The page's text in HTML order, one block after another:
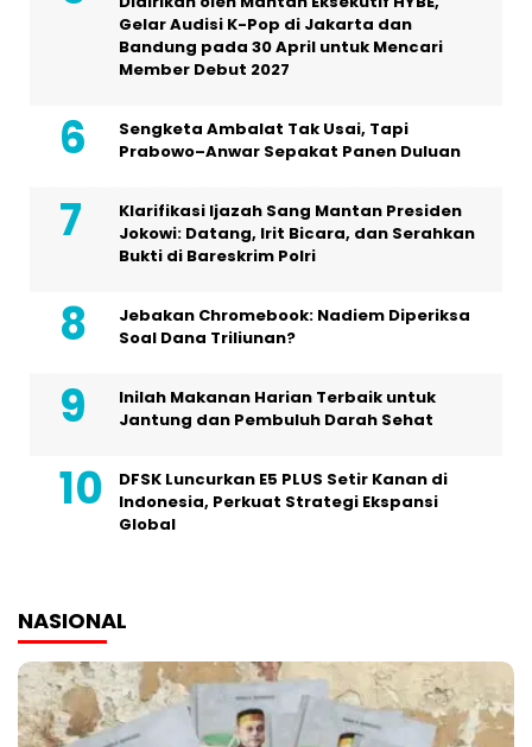
Gelar Audisi K-Pop di Jakarta dan
Bandung pada 30 April untuk Mencari
Member Debut 2027
Sengketa Ambalat Tak Usai, Tapi
Prabowo–Anwar Sepakat Panen Duluan
Klarifikasi Ijazah Sang Mantan Presiden
Jokowi: Datang, Irit Bicara, dan Serahkan
Bukti di Bareskrim Polri
Jebakan Chromebook: Nadiem Diperiksa
Soal Dana Triliunan?
Inilah Makanan Harian Terbaik untuk
Jantung dan Pembuluh Darah Sehat
DFSK Luncurkan E5 PLUS Setir Kanan di
Indonesia, Perkuat Strategi Ekspansi
Global
NASIONAL